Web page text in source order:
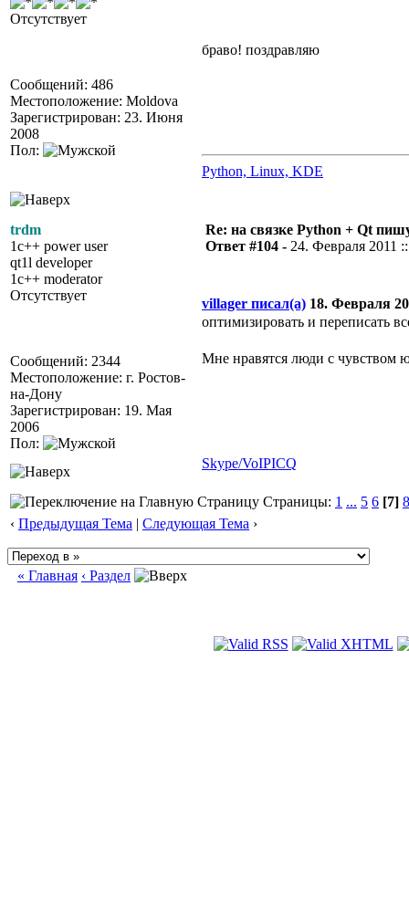
Отсутствует
Сообщений: 486
Местоположение: Moldova
Зарегистрирован: 23. Июня
2008
Пол:
браво! поздравляю
Python, Linux, KDE
trdm
1c++ power user
qt1l developer
1c++ moderator
Отсутствует
Сообщений: 2344
Местоположение: г. Ростов-
на-Дону
Зарегистрирован: 19. Мая
2006
Пол:
Re: на связке Python + Qt
Ответ #104 - 24. Февраля 2011
villager писал(а) 18. Февраля
оптимизировать и переписать
Мне нравятся люди с чувством
Skype/VoIPICQ
Страницы: 1 ... 5 6 [7] 8
‹ Предыдущая Тема | Следующая Тема ›
« Главная ‹ Раздел